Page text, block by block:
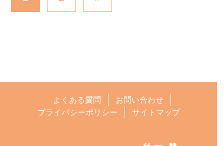
よくある質問
お問い合わせ
プライバシーポリシー
サイトマップ